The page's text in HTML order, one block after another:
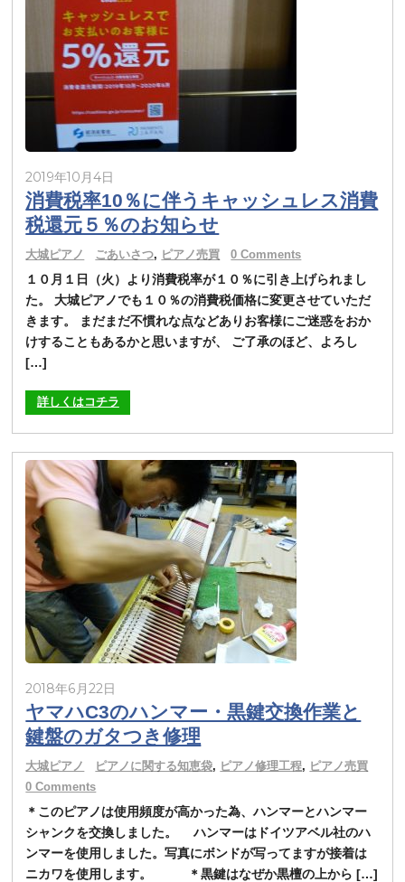
2019年10月4日
消費税率10％に伴うキャッシュレス消費
税還元５％のお知らせ
大城ピアノ ごあいさつ, ピアノ売買 0 Comments
１０月１日（火）より消費税率が１０％に引き上げられまし
た。 大城ピアノでも１０％の消費税価格に変更させていただ
きます。 まだまだ不慣れな点などありお客様にご迷惑をおか
けすることもあるかと思いますが、 ご了承のほど、よろし
[…]
詳しくはコチラ
2018年6月22日
ヤマハC3のハンマー・黒鍵交換作業と
鍵盤のガタつき修理
大城ピアノ ピアノに関する知恵袋, ピアノ修理工程, ピアノ売買
0 Comments
＊このピアノは使用頻度が高かった為、ハンマーとハンマー
シャンクを交換しました。 ハンマーはドイツアベル社のハ
ンマーを使用しました。写真にボンドが写ってますが接着は
ニカワを使用します。 ＊黒鍵はなぜか黒檀の上から […]